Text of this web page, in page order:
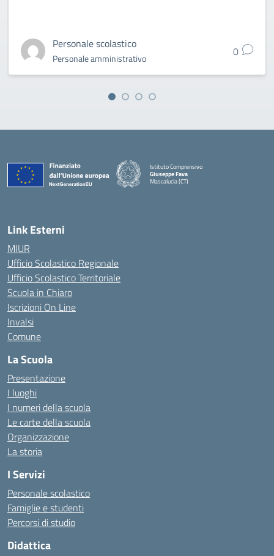
Personale scolastico
Personale amministrativo 0
Istituto Comprensivo
Giuseppe Fava
Mascalucia (CT)
Link Esterni
MIUR
Ufficio Scolastico Regionale
Ufficio Scolastico Territoriale
Scuola in Chiaro
Iscrizioni On Line
Invalsi
Comune
La Scuola
Presentazione
I luoghi
I numeri della scuola
Le carte della scuola
Organizzazione
La storia
I Servizi
Personale scolastico
Famiglie e studenti
Percorsi di studio
Didattica